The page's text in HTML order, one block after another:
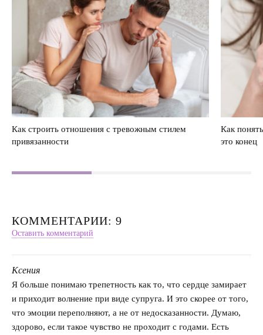
Как строить отношения с тревожным стилем
привязанности
Как
это конец
КОММЕНТАРИИ: 9
Оставить комментарий
Ксения
говорит:
Я больше понимаю трепетность как то, что сердце замирает
и приходит волнение при виде супруга. И это скорее от того,
что эмоции переполняют, а не от недосказанности. Думаю,
здорово, если такое чувство не проходит с годами. Есть